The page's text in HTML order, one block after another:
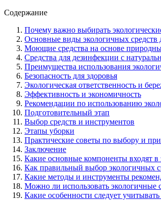
Содержание
Почему важно выбирать
Основные виды экологичных средств
Моющие средства на основе
Средства для дезинфекции с
Преимущества использования
Безопасность для здоровья
Экологическая ответственность и
Эффективность и экономичность
Рекомендации по использованию
Подготовительный этап
Выбор средств и инструментов
Этапы уборки
Практические советы по выбору и
Заключение
Какие основные компоненты входят в
Как правильный выбор экологичных
Какие методы и инструменты
Можно ли использовать экологичные
Какие особенности следует